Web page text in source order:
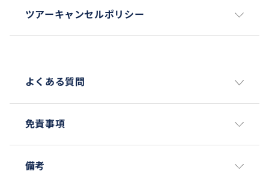
ツアーキャンセルポリシー
よくある質問
免責事項
備考